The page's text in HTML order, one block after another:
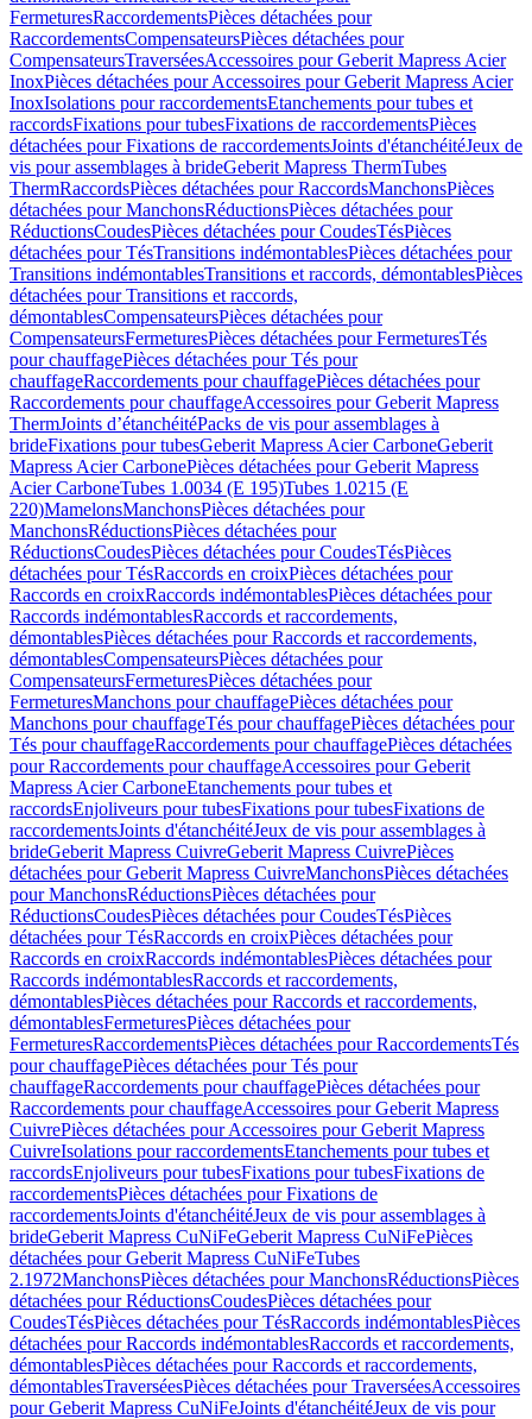
FermeturesRaccordementsPièces détachées pour
RaccordementsCompensateursPièces détachées pour
CompensateursTraverséesAccessoires pour Geberit Mapress Acier
InoxPièces détachées pour Accessoires pour Geberit Mapress Acier
InoxIsolations pour raccordementsEtanchements pour tubes et
raccordsFixations pour tubesFixations de raccordementsPièces
détachées pour Fixations de raccordementsJoints d'étanchéitéJeux de
vis pour assemblages à brideGeberit Mapress ThermTubes
ThermRaccordsPièces détachées pour RaccordsManchonsPièces
détachées pour ManchonsRéductionsPièces détachées pour
RéductionsCoudesPièces détachées pour CoudesTésPièces
détachées pour TésTransitions indémontablesPièces détachées pour
Transitions indémontablesTransitions et raccords, démontablesPièces
détachées pour Transitions et raccords,
démontablesCompensateursPièces détachées pour
CompensateursFermeturesPièces détachées pour FermeturesTés
pour chauffagePièces détachées pour Tés pour
chauffageRaccordements pour chauffagePièces détachées pour
Raccordements pour chauffageAccessoires pour Geberit Mapress
ThermJoints d’étanchéitéPacks de vis pour assemblages à
brideFixations pour tubesGeberit Mapress Acier CarboneGeberit
Mapress Acier CarbonePièces détachées pour Geberit Mapress
Acier CarboneTubes 1.0034 (E 195)Tubes 1.0215 (E
220)MamelonsManchonsPièces détachées pour
ManchonsRéductionsPièces détachées pour
RéductionsCoudesPièces détachées pour CoudesTésPièces
détachées pour TésRaccords en croixPièces détachées pour
Raccords en croixRaccords indémontablesPièces détachées pour
Raccords indémontablesRaccords et raccordements,
démontablesPièces détachées pour Raccords et raccordements,
démontablesCompensateursPièces détachées pour
CompensateursFermeturesPièces détachées pour
FermeturesManchons pour chauffagePièces détachées pour
Manchons pour chauffageTés pour chauffagePièces détachées pour
Tés pour chauffageRaccordements pour chauffagePièces détachées
pour Raccordements pour chauffageAccessoires pour Geberit
Mapress Acier CarboneEtanchements pour tubes et
raccordsEnjoliveurs pour tubesFixations pour tubesFixations de
raccordementsJoints d'étanchéitéJeux de vis pour assemblages à
brideGeberit Mapress CuivreGeberit Mapress CuivrePièces
détachées pour Geberit Mapress CuivreManchonsPièces détachées
pour ManchonsRéductionsPièces détachées pour
RéductionsCoudesPièces détachées pour CoudesTésPièces
détachées pour TésRaccords en croixPièces détachées pour
Raccords en croixRaccords indémontablesPièces détachées pour
Raccords indémontablesRaccords et raccordements,
démontablesPièces détachées pour Raccords et raccordements,
démontablesFermeturesPièces détachées pour
FermeturesRaccordementsPièces détachées pour RaccordementsTés
pour chauffagePièces détachées pour Tés pour
chauffageRaccordements pour chauffagePièces détachées pour
Raccordements pour chauffageAccessoires pour Geberit Mapress
CuivrePièces détachées pour Accessoires pour Geberit Mapress
CuivreIsolations pour raccordementsEtanchements pour tubes et
raccordsEnjoliveurs pour tubesFixations pour tubesFixations de
raccordementsPièces détachées pour Fixations de
raccordementsJoints d'étanchéitéJeux de vis pour assemblages à
brideGeberit Mapress CuNiFeGeberit Mapress CuNiFePièces
détachées pour Geberit Mapress CuNiFeTubes
2.1972ManchonsPièces détachées pour ManchonsRéductionsPièces
détachées pour RéductionsCoudesPièces détachées pour
CoudesTésPièces détachées pour TésRaccords indémontablesPièces
détachées pour Raccords indémontablesRaccords et raccordements,
démontablesPièces détachées pour Raccords et raccordements,
démontablesTraverséesPièces détachées pour TraverséesAccessoires
pour Geberit Mapress CuNiFeJoints d'étanchéitéJeux de vis pour